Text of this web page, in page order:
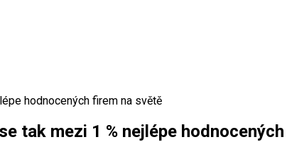
hodnocených firem na světě
tak mezi 1 % nejlépe